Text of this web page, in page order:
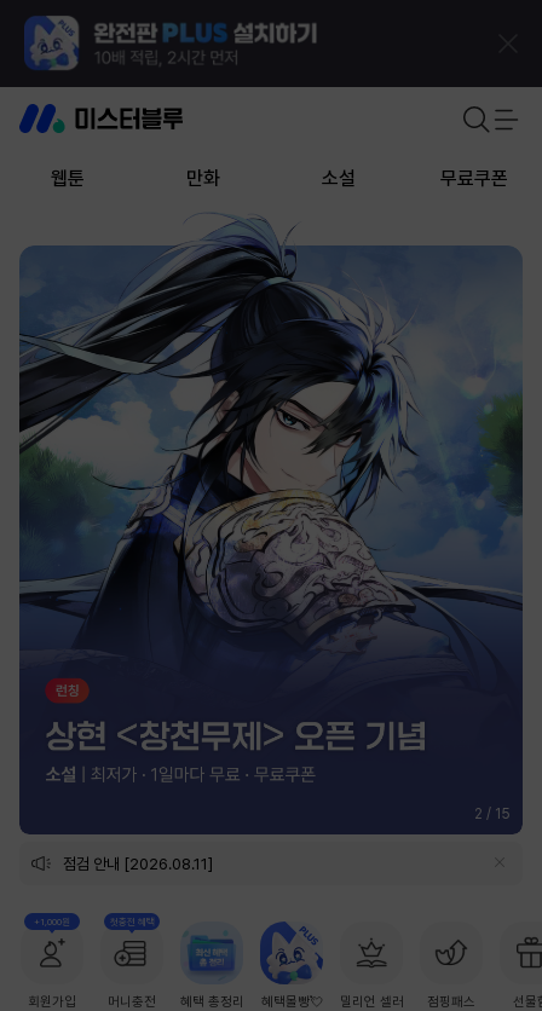
웹툰 만화 소설 무료쿠폰
2 / 15
점검 안내 [2026.08.11]
+1,000원
회원가입
첫충전 혜택
머니충전 혜택 총정리 혜택몰빵💘 밀리언 셀러 점핑패스 선물